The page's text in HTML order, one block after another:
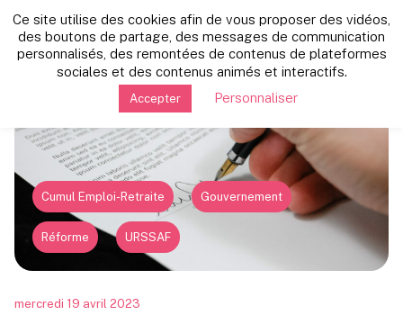
Retour vers les autres news
Cumul Emploi-Retraite Gouvernement
Réforme URSSAF
mercredi 19 avril 2023
Ce site utilise des cookies afin de vous proposer des vidéos,
des boutons de partage, des messages de communication
personnalisés, des remontées de contenus de plateformes
sociales et des contenus animés et interactifs.
Accepter Personnaliser